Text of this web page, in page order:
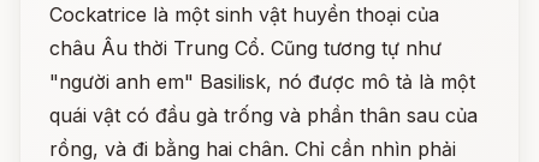
Cockatrice là một sinh vật huyền thoại của
châu Âu thời Trung Cổ. Cũng tương tự như
"người anh em" Basilisk, nó được mô tả là một
quái vật có đầu gà trống và phần thân sau của
rồng, và đi bằng hai chân. Chỉ cần nhìn phải